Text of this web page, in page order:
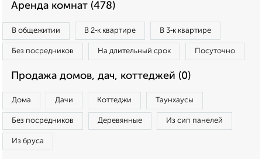
Аренда комнат (478)
В общежитии В 2‑к квартире В 3‑к квартире
Без посредников На длительный срок Посуточно
Продажа домов, дач, коттеджей (0)
Дома Дачи Коттеджи Таунхаусы
Без посредников Деревянные Из сип панелей
Из бруса